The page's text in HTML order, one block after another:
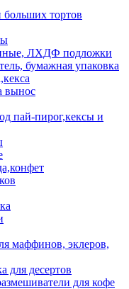
больших тортов
ЛХДФ подложки
бумажная упаковка
вынос
пай-пирог,кексы и
маффинов, эклеров,
десертов
для кофе